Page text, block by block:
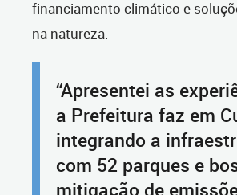
financiamento climático e
na natureza.
“Apresentei as
a Prefeitura faz em
integrando a
com 52 parques e
mitigação de